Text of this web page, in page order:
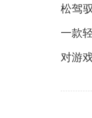
松驾
一款
对游